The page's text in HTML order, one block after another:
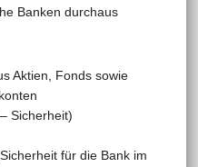
Banken durchaus
Aktien, Fonds sowie
Sicherheit)
für die Bank im